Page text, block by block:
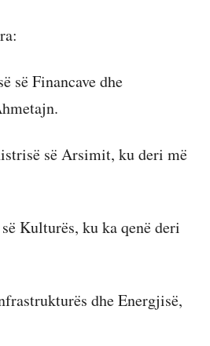
së Financave dhe
së Arsimit, ku deri më
Kulturës, ku ka qenë deri
dhe Energjisë,